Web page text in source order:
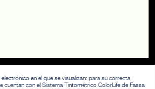
en el que se visualizan: para su correcta
con el Sistema Tintométrico ColorLife de Fassa